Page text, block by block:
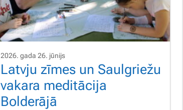
2026. gada 26. jūnijs
Latvju zīmes un Saulgriežu
vakara meditācija
Bolderājā